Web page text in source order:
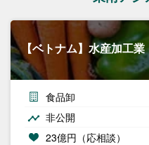
【ベトナム】水産加工業
食品卸
非公開
23億円（応相談）